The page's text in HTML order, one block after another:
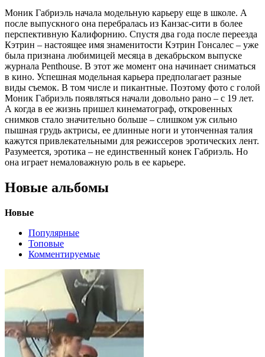
Моник Габриэль начала модельную карьеру еще в школе. А
после выпускного она перебралась из Канзас-сити в более
перспективную Калифорнию. Спустя два года после переезда
Кэтрин – настоящее имя знаменитости Кэтрин Гонсалес – уже
была признана любимицей месяца в декабрьском выпуске
журнала Penthouse. В этот же момент она начинает сниматься
в кино. Успешная модельная карьера предполагает разные
виды съемок. В том числе и пикантные. Поэтому фото с голой
Моник Габриэль появляться начали довольно рано – с 19 лет.
А когда в ее жизнь пришел кинематограф, откровенных
снимков стало значительно больше – слишком уж сильно
пышная грудь актрисы, ее длинные ноги и утонченная талия
кажутся привлекательными для режиссеров эротических лент.
Разумеется, эротика – не единственный конек Габриэль. Но
она играет немаловажную роль в ее карьере.
Новые альбомы
Новые
Популярные
Топовые
Комментируемые